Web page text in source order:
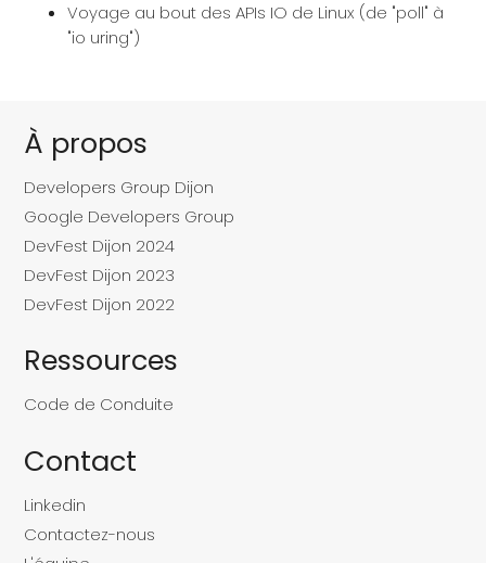
Voyage au bout des APIs IO de Linux (de "poll" à
"io uring")
À propos
Developers Group Dijon
Google Developers Group
DevFest Dijon 2024
DevFest Dijon 2023
DevFest Dijon 2022
Ressources
Code de Conduite
Contact
Linkedin
Contactez-nous